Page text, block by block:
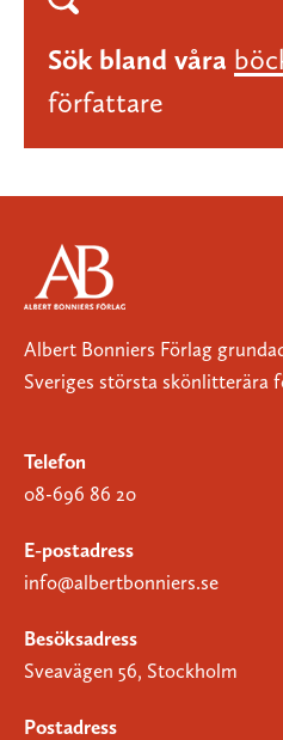
Sök bland våra
författare
Albert Bonniers Förlag
Sveriges största skönlitterära
Telefon
08-696 86 20
E-postadress
info@albertbonniers.se
Besöksadress
Sveavägen 56, Stockholm
Postadress